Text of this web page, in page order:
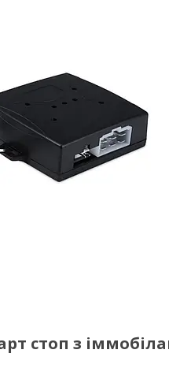
стоп з